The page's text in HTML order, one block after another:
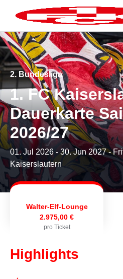
Navigation überspringen􀄫
2. Bundesliga
1. FC
Dauerkarte
2026/27
01. Jul 2026 - 30. Jun 2027 -
Kaiserslautern
Walter-Elf-Lounge
2.975,00 €
pro Ticket
Highlights